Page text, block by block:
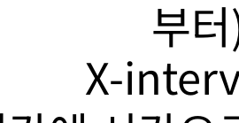
부
X-